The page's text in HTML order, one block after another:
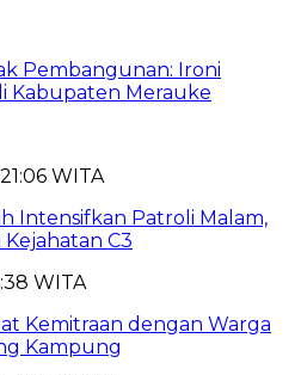
Pembangunan: Ironi
Kabupaten Merauke
WITA
Intensifkan Patroli Malam,
Kejahatan C3
WITA
Kemitraan dengan Warga
Kampung